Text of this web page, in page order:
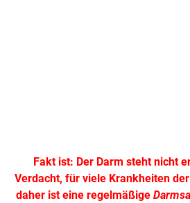
Fakt ist: Der Darm steht nicht
Verdacht, für viele Krankheiten
daher ist eine regelmäßige